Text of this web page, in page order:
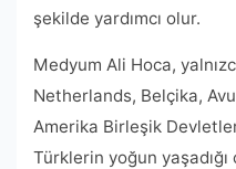
şekilde yardımcı olur.
Medyum Ali Hoca,
Netherlands, Belçika,
Amerika Birleşik
Türklerin yoğun